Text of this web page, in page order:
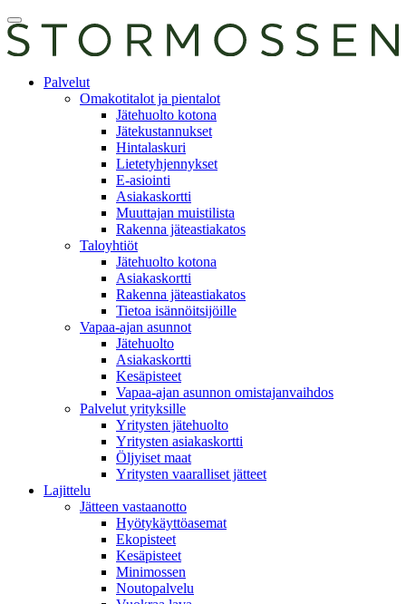
Skip
to
content
Avaa
päävalikko
asiointiPalvelut
Omakotitalot ja pientalot
Jätehuolto kotona
Jätekustannukset
Hintalaskuri
Lietetyhjennykset
E-asiointi
Asiakaskortti
Muuttajan muistilista
Rakenna jäteastiakatos
Taloyhtiöt
Jätehuolto kotona
Asiakaskortti
Rakenna jäteastiakatos
Tietoa isännöitsijöille
Vapaa-ajan asunnot
Jätehuolto
Asiakaskortti
Kesäpisteet
Vapaa-ajan asunnon omistajanvaihdos
Palvelut yrityksille
Yritysten jätehuolto
Yritysten asiakaskortti
Öljyiset maat
Yritysten vaaralliset jätteet
Lajittelu
Jätteen vastaanotto
Hyötykäyttöasemat
Ekopisteet
Kesäpisteet
Minimossen
Noutopalvelu